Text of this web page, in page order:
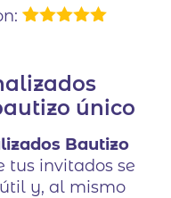
avaloración
de un
clienteúnico
Bautizo
tus invitados se
y, al mismo